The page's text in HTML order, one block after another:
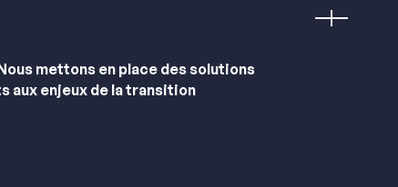
mettons en place des solutions
aux enjeux de la transition